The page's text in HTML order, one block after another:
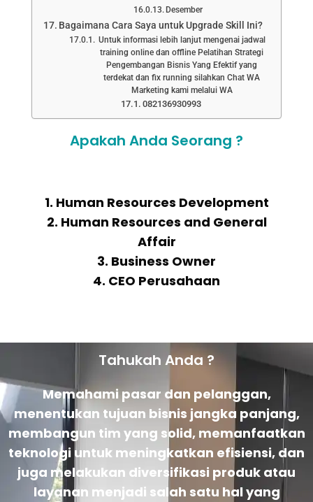
Desember
Bagaimana Cara Saya untuk Upgrade Skill Ini?
Untuk informasi lebih lanjut mengenai jadwal
training online dan offline Pelatihan Strategi
Pengembangan Bisnis Yang Efektif yang
terdekat dan fix running silahkan Chat WA
Marketing kami melalui WA
082136930993
Apakah Anda Seorang ?
1. Human Resources Development
2. Human Resources and General
Affair
3. Business Owner
4. CEO Perusahaan
Tahukah Anda ?
Memahami pasar dan pelanggan,
menentukan tujuan bisnis jangka panjang,
membangun tim yang solid, memanfaatkan
teknologi untuk meningkatkan efisiensi, dan
juga melakukan diversifikasi produk atau
layanan menjadi salah satu hal yang